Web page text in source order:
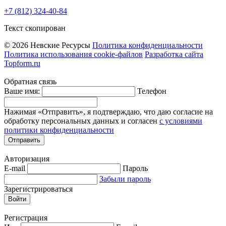
+7 (812) 324-40-84
Текст скопирован
© 2026 Невские Ресурсы Политика конфиденциальности
Политика использования cookie-файлов Разработка сайта
Topform.ru
Обратная связь
Ваше имя:
Телефон
Нажимая «Отправить», я подтверждаю, что даю согласие на
обработку персональных данных и согласен с условиями
политики конфиденциальности
Отправить
Авторизация
E-mail
Пароль
Забыли пароль
Зарегистрироваться
Войти
Регистрация